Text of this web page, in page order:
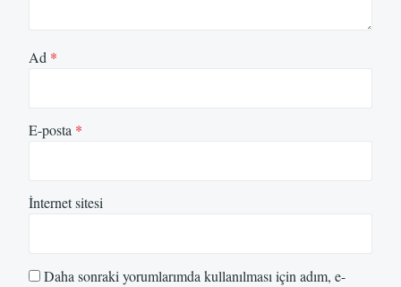
Ad *
E-posta *
İnternet sitesi
Daha sonraki yorumlarımda kullanılması için adım, e-